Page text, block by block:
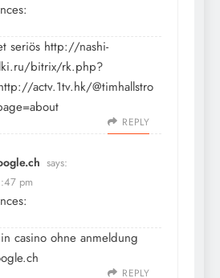
seriös http://nashi-
bitrix/rk.php?
actv.1tv.hk/@timhallstro
REPLY
says:
pm
casino ohne anmeldung
REPLY